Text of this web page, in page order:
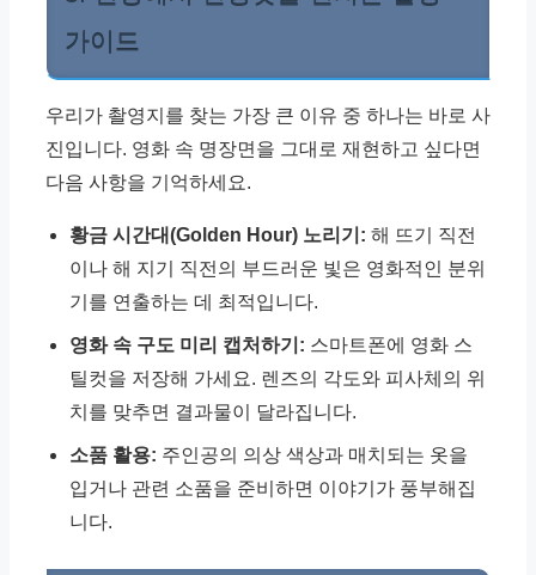
가이드
우리가 촬영지를 찾는 가장 큰 이유 중 하나는 바로 사
진입니다. 영화 속 명장면을 그대로 재현하고 싶다면
다음 사항을 기억하세요.
황금 시간대(Golden Hour) 노리기: 해 뜨기 직전
이나 해 지기 직전의 부드러운 빛은 영화적인 분위
기를 연출하는 데 최적입니다.
영화 속 구도 미리 캡처하기: 스마트폰에 영화 스
틸컷을 저장해 가세요. 렌즈의 각도와 피사체의 위
치를 맞추면 결과물이 달라집니다.
소품 활용: 주인공의 의상 색상과 매치되는 옷을
입거나 관련 소품을 준비하면 이야기가 풍부해집
니다.